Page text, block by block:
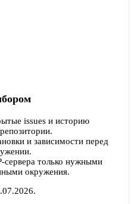
issues и историю
и зависимости перед
сервера только нужными
окружения.
.